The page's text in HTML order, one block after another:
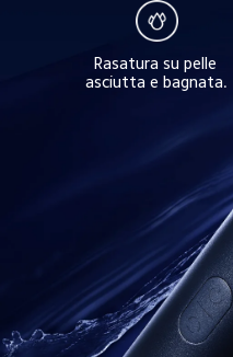
Rasatura su pelle
asciutta e bagnata.